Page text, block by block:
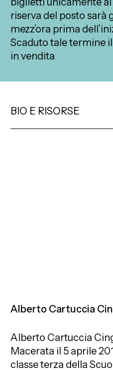
riserva del posto sarà
mezz’ora prima
Scaduto tale termine
in vendita
BIO E RISORSE
Alberto Cartuccia
Alberto Cartuccia
Macerata il 5 aprile
classe terza della